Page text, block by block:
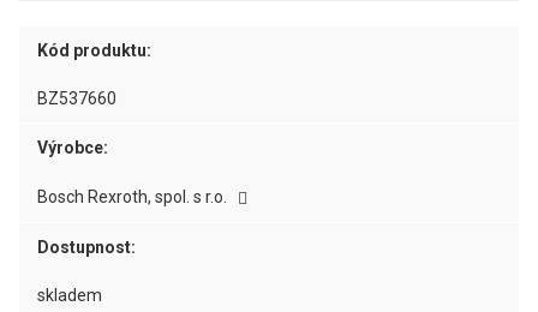
Kód produktu:
BZ537660
Výrobce:
Bosch Rexroth, spol. s r.o.
Dostupnost:
skladem